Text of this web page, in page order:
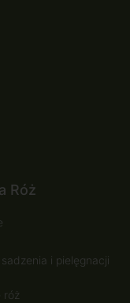
Róż
i pielęgnacji
róż